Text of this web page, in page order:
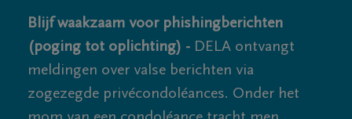
Blijf waakzaam voor phishingberichten
(poging tot oplichting) - DELA ontvangt
meldingen over valse berichten via
zogezegde privécondoléances. Onder het